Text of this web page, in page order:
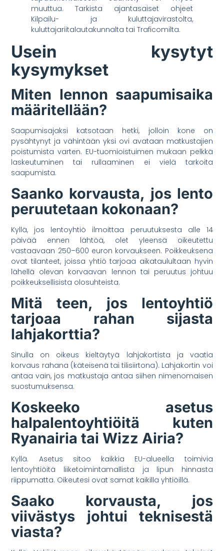
muuttua. Tarkista ajantasaiset ohjeet
Kilpailu- ja kuluttajavirastolta,
kuluttajariitalautakunnalta tai Traficomilta.
Usein kysytyt
kysymykset
Miten lennon saapumisaika
määritellään?
Saapumisajaksi katsotaan hetki, jolloin kone on
pysähtynyt ja vähintään yksi ovi avataan matkustajien
poistumista varten. EU-tuomioistuimen mukaan pelkkä
laskeutuminen tai rullaaminen ei vielä tarkoita
saapumista.
Saanko korvausta, jos lento
peruutetaan kokonaan?
Kyllä, jos lentoyhtiö ilmoittaa peruutuksesta alle 14
päivää ennen lähtöä, olet yleensä oikeutettu
vastaavaan 250–600 euron korvaukseen. Poikkeuksena
ovat tilanteet, joissa yhtiö tarjoaa aikataulultaan hyvin
lähellä olevan korvaavan lennon tai peruutus johtuu
poikkeuksellisista olosuhteista.
Mitä teen, jos lentoyhtiö
tarjoaa rahan sijasta
lahjakorttia?
Sinulla on oikeus kieltäytyä lahjakortista ja vaatia
korvaus rahana (käteisenä tai tilisiirtona). Lahjakortin voi
antaa vain, jos matkustaja antaa siihen nimenomaisen
suostumuksensa.
Koskeeko asetus
halpalentoyhtiöitä kuten
Ryanairia tai Wizz Airia?
Kyllä. Asetus sitoo kaikkia EU-alueella toimivia
lentoyhtiöitä liiketoimintamallista ja lipun hinnasta
riippumatta. Oikeutesi ovat samat kaikilla yhtiöillä.
Saako korvausta, jos
viivästys johtui teknisestä
viasta?